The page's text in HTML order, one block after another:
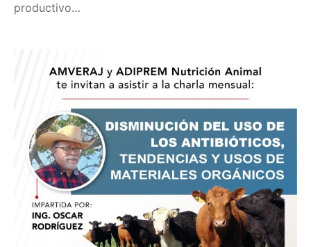
productivo…